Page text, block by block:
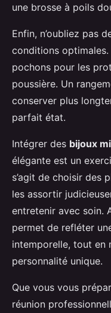
une brosse à poils
Enfin, n’oubliez pas
conditions
pochons pour les
poussière. Un
conserver plus
parfait état.
Intégrer des bijoux
élégante est un
s’agit de choisir des
les assortir
entretenir avec soin.
permet de refléter
intemporelle, tout en
personnalité unique.
Que vous vous
réunion